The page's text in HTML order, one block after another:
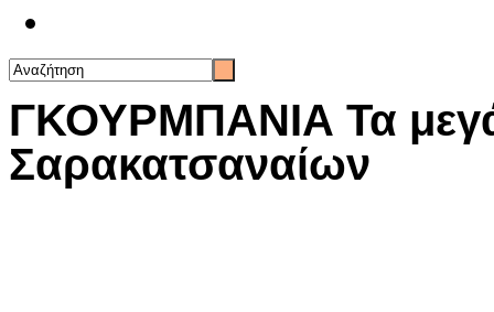
ΓΚΟΥΡΜΠΑΝΙΑ Τα
Σαρακατσαναίων